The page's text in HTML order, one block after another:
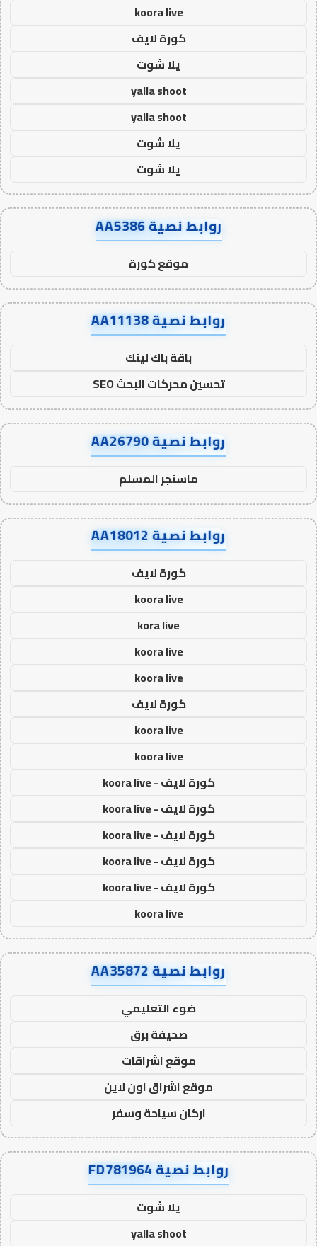
koora live
كورة لايف
يلا شوت
yalla shoot
yalla shoot
يلا شوت
يلا شوت
روابط نصية AA5386
موقع كورة
روابط نصية AA11138
باقة باك لينك
تحسين محركات البحث SEO
روابط نصية AA26790
ماسنجر المسلم
روابط نصية AA18012
كورة لايف
koora live
kora live
koora live
koora live
كورة لايف
koora live
koora live
كورة لايف - koora live
كورة لايف - koora live
كورة لايف - koora live
كورة لايف - koora live
كورة لايف - koora live
koora live
روابط نصية AA35872
ضوء التعليمي
صحيفة برق
موقع اشراقات
موقع اشراق اون لاين
اركان سياحة وسفر
روابط نصية FD781964
يلا شوت
yalla shoot